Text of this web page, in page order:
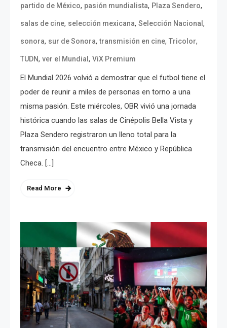
partido de México, pasión mundialista, Plaza Sendero,
salas de cine, selección mexicana, Selección Nacional ,
sonora, sur de Sonora,transmisión en cine, Tricolor,
TUDN, ver el Mundial , ViX Premium
El Mundial 2026 volvió a demostrar que el futbol tiene el
poder de reunir a miles de personas en torno a una
misma pasión. Este miércoles, OBR vivió una jornada
histórica cuando las salas de Cinépolis Bella Vista y
Plaza Sendero registraron un lleno total para la
transmisión del encuentro entre México y República
Checa. […]
Read More